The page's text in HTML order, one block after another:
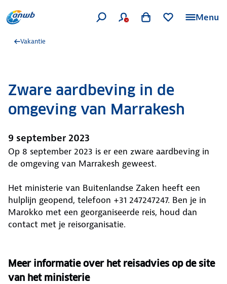
Menu
Vakantie
Zware aardbeving in de
omgeving van Marrakesh
9 september 2023
Op 8 september 2023 is er een zware aardbeving in
de omgeving van Marrakesh geweest.
Het ministerie van Buitenlandse Zaken heeft een
hulplijn geopend, telefoon +31 247247247. Ben je in
Marokko met een georganiseerde reis, houd dan
contact met je reisorganisatie.
Meer informatie over het reisadvies op de site
van het ministerie